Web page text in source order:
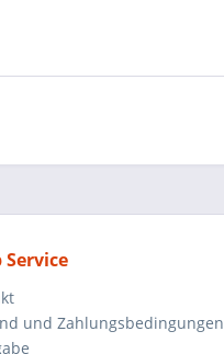
Service
und Zahlungsbedingungen